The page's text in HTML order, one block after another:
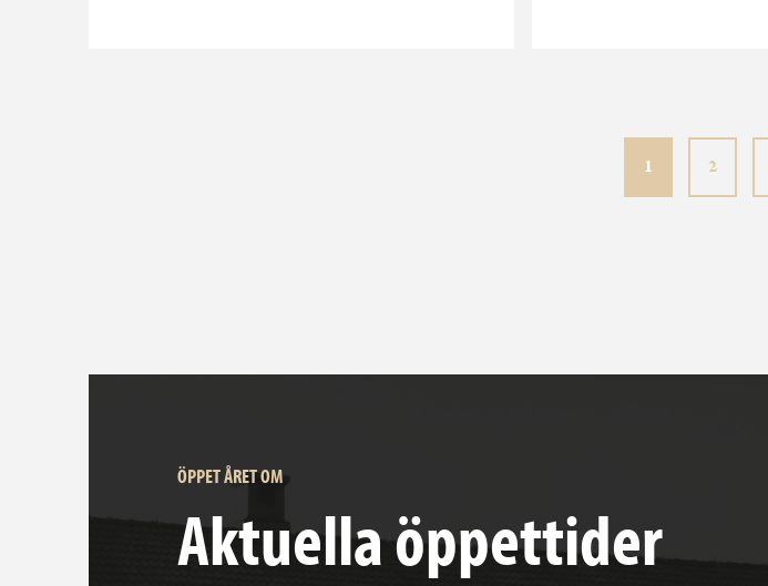
Aktuell sida
1 Sida
2
ÖPPET ÅRET OM
Aktuella öppettider